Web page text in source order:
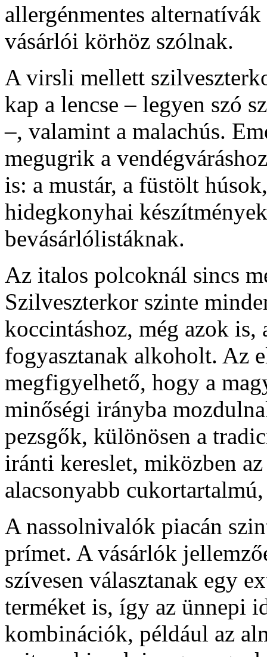
allergénmentes
vásárlói körhöz szólnak.
A virsli mellett
kap a lencse – legyen szó
–, valamint a malachús.
megugrik a
is: a mustár, a füstölt
hidegkonyhai
bevásárlólistáknak.
Az italos polcoknál sincs
Szilveszterkor szinte
koccintáshoz, még azok
fogyasztanak alkoholt. Az
megfigyelhető, hogy a
minőségi irányba
pezsgők, különösen a
iránti kereslet, miközben
alacsonyabb
A nassolnivalók piacán
prímet. A vásárlók
szívesen választanak egy
terméket is, így az ünnepi
kombinációk, például az